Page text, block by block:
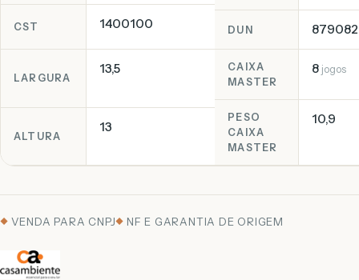
CST 1400100 DUN
LARGURA
13,5
ALTURA
13
CAIXA
MASTER
8 jogos
PESO
CAIXA
MASTER
10,9
VENDA PARA CNPJ NF E GARANTIA DE ORIGEM